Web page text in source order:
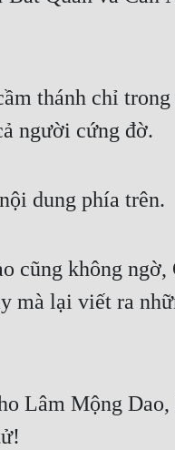
thánh chỉ trong
người cứng đờ.
dung phía trên.
cũng không ngờ,
mà lại viết ra
Lâm Mộng